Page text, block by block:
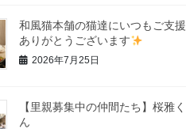
和風猫本舗の猫達にいつもご支援
ありがとうございます
2026年7月25日
【里親募集中の仲間たち】桜雅く
ん